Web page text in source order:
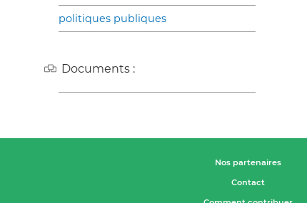
politiques publiques
Documents :
Nos partenaires
Contact